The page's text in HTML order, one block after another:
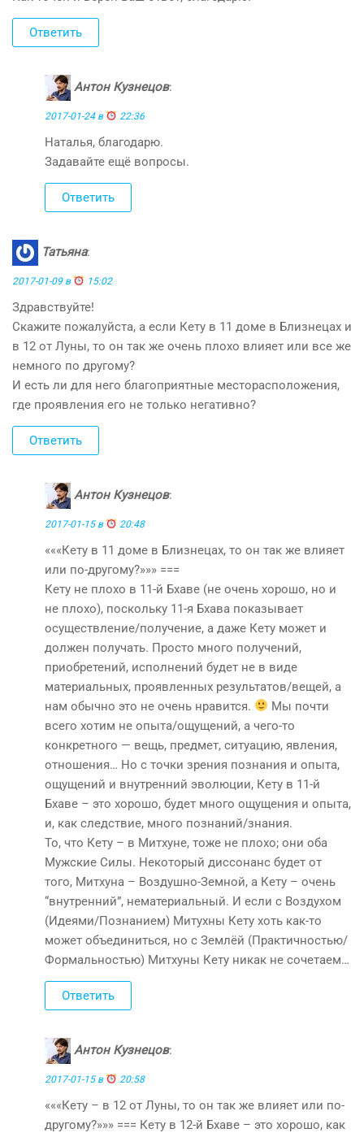
Ответить
Антон Кузнецов:
2017-01-24 в 22:36
Наталья, благодарю.
Задавайте ещё вопросы.
Ответить
Татьяна:
2017-01-09 в 15:02
Здравствуйте!
Скажите пожалуйста, а если Кету в 11 доме в Близнецах и
в 12 от Луны, то он так же очень плохо влияет или все же
немного по другому?
И есть ли для него благоприятные месторасположения,
где проявления его не только негативно?
Ответить
Антон Кузнецов:
2017-01-15 в 20:48
«««Кету в 11 доме в Близнецах, то он так же влияет
или по-другому?»»» ===
Кету не плохо в 11-й Бхаве (не очень хорошо, но и
не плохо), поскольку 11-я Бхава показывает
осуществление/получение, а даже Кету может и
должен получать. Просто много получений,
приобретений, исполнений будет не в виде
материальных, проявленных результатов/вещей, а
нам обычно это не очень нравится.
Мы почти
всего хотим не опыта/ощущений, а чего-то
конкретного — вещь, предмет, ситуацию, явления,
отношения… Но с точки зрения познания и опыта,
ощущений и внутренний эволюции, Кету в 11-й
Бхаве – это хорошо, будет много ощущения и опыта,
и, как следствие, много познаний/знания.
То, что Кету – в Митхуне, тоже не плохо; они оба
Мужские Силы. Некоторый диссонанс будет от
того, Митхуна – Воздушно-Земной, а Кету – очень
“внутренний”, нематериальный. И если с Воздухом
(Идеями/Познанием) Митухны Кету хоть как-то
может объединиться, но с Землёй (Практичностью/
Формальностью) Митхуны Кету никак не сочетаем…
Ответить
Антон Кузнецов:
2017-01-15 в 20:58
«««Кету – в 12 от Луны, то он так же влияет или по-
другому?»»» === Кету в 12-й Бхаве – это хорошо, как